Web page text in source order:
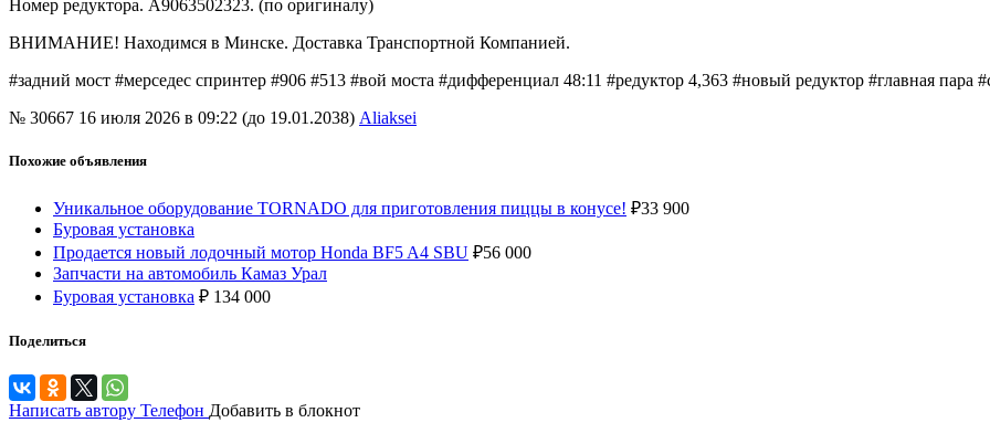
Номер редуктора. A9063502323. (по оригиналу)
ВНИМАНИЕ! Находимся в Минске. Доставка Транспортной Компанией.
#задний мост #мерседес спринтер #906 #513 #вой моста #дифференциал 48:11 #редуктор 4,363 #новый редуктор #главная пара
№ 30667 16 июля 2026 в 09:22 (до 19.01.2038) Aliaksei
Похожие объявления
Уникальное оборудование TORNADO для приготовления пиццы в конусе! ₽33 900
Буровая установка
Продается новый лодочный мотор Honda BF5 A4 SBU ₽56 000
Запчасти на автомобиль Камаз Урал
Буровая установка ₽ 134 000
Поделиться
Написать автору Телефон Добавить в блокнот